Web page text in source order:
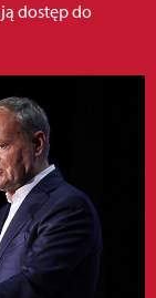
dostęp do